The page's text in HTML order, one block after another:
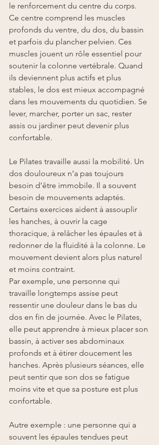
le renforcement du centre du corps.
Ce centre comprend les muscles
profonds du ventre, du dos, du bassin
et parfois du plancher pelvien. Ces
muscles jouent un rôle essentiel pour
soutenir la colonne vertébrale. Quand
ils deviennent plus actifs et plus
stables, le dos est mieux accompagné
dans les mouvements du quotidien. Se
lever, marcher, porter un sac, rester
assis ou jardiner peut devenir plus
confortable.
Le Pilates travaille aussi la mobilité. Un
dos douloureux n’a pas toujours
besoin d’être immobile. Il a souvent
besoin de mouvements adaptés.
Certains exercices aident à assouplir
les hanches, à ouvrir la cage
thoracique, à relâcher les épaules et à
redonner de la fluidité à la colonne. Le
mouvement devient alors plus naturel
et moins contraint.
Par exemple, une personne qui
travaille longtemps assise peut
ressentir une douleur dans le bas du
dos en fin de journée. Avec le Pilates,
elle peut apprendre à mieux placer son
bassin, à activer ses abdominaux
profonds et à étirer doucement les
hanches. Après plusieurs séances, elle
peut sentir que son dos se fatigue
moins vite et que sa posture est plus
confortable.
Autre exemple : une personne qui a
souvent les épaules tendues peut